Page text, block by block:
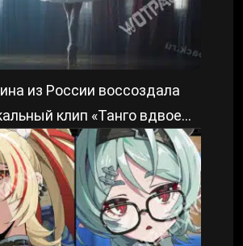
из России воссоздала
клип «Танго вдвоем»